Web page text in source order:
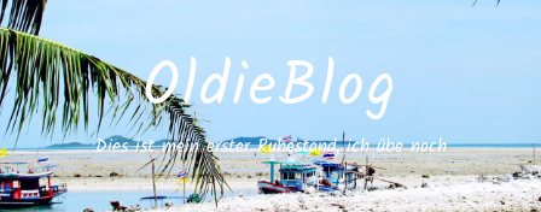
OldieBlog
Dies ist mein erster Ruhestand, ich übe noch